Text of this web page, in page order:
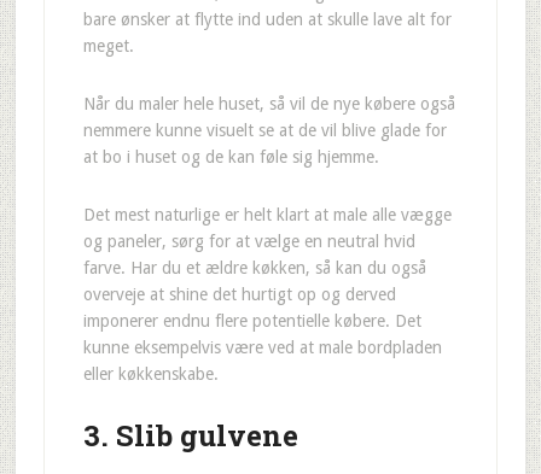
bare ønsker at flytte ind uden at skulle lave alt for
meget.
Når du maler hele huset, så vil de nye købere også
nemmere kunne visuelt se at de vil blive glade for
at bo i huset og de kan føle sig hjemme.
Det mest naturlige er helt klart at male alle vægge
og paneler, sørg for at vælge en neutral hvid
farve. Har du et ældre køkken, så kan du også
overveje at shine det hurtigt op og derved
imponerer endnu flere potentielle købere. Det
kunne eksempelvis være ved at male bordpladen
eller køkkenskabe.
3. Slib gulvene